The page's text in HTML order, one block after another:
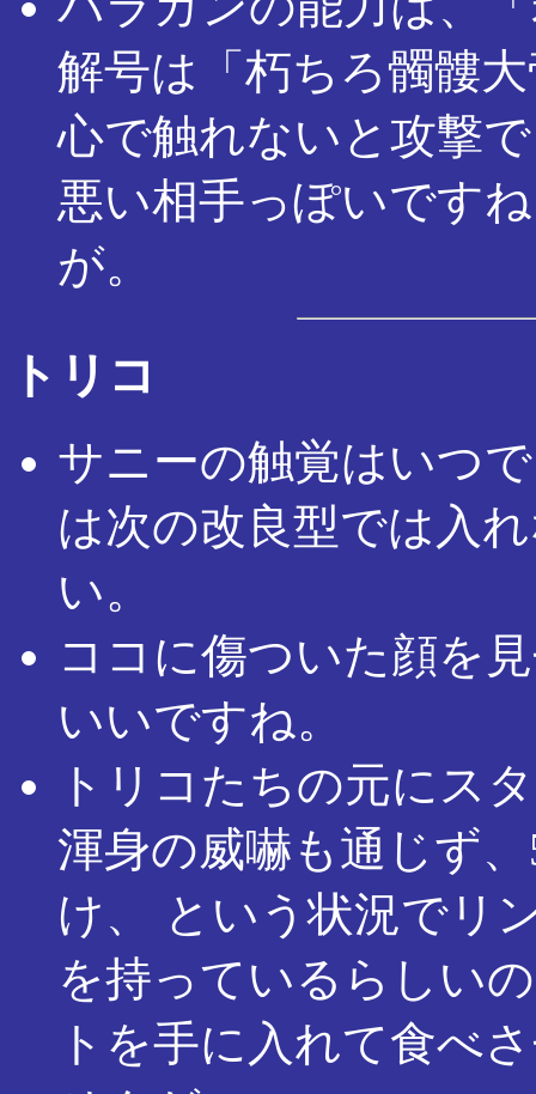
解号は「朽ちろ髑髏
心で触れないと攻撃
悪い相手っぽいです
が。
トリコ
サニーの触覚はいつ
は次の改良型では入
い。
ココに傷ついた顔を
いいですね。
トリコたちの元にス
渾身の威嚇も通じず
け、 という状況でリ
を持っているらしい
トを手に入れて食べ